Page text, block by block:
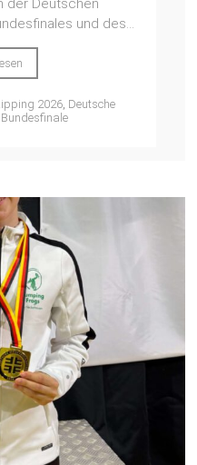
der Deutschen
und des...
2026, Deutsche